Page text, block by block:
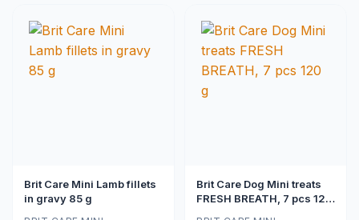
Brit Care Mini Lamb fillets
in gravy 85 g
Brit Care Dog Mini treats
FRESH BREATH, 7 pcs 120